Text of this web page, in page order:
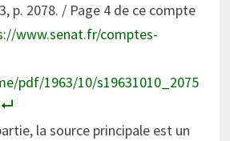
p. 2078. / Page 4 de ce compte
www.senat.fr/comptes-
pdf/1963/10/s19631010_2075
la source principale est un